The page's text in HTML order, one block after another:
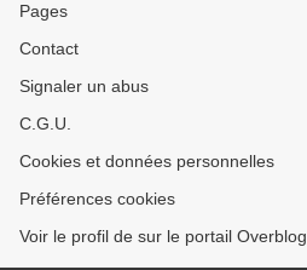
Pages
Contact
Signaler un abus
C.G.U.
Cookies et données personnelles
Préférences cookies
Voir le profil de sur le portail Overblog